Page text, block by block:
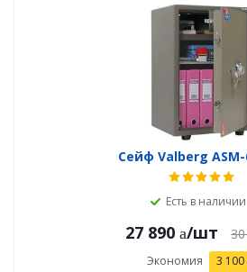
Сейф Valberg ASM-
Есть в наличии
27 890 /шт
Экономия 3 100